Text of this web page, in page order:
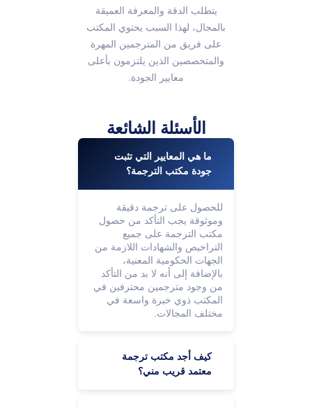
يتطلب الدقة والمعرفة العميقة
بالمجال، لهذا السبب يحتوي المكتب
على فريق من المترجمين المهرة
والمتخصصين الذين يلتزمون بأعلى
معايير الجودة.
الأسئلة الشائعة
ما هي المعايير التي تثبت
جودة مكتب الترجمة؟
للحصول على ترجمة دقيقة
وموثوقة يجب التأكد من حصول
مكتب الترجمة على جميع
التراخيص والشهادات اللازمة من
الجهات الحكومية المعنية،
بالإضافة إلى أنه لا بد من التأكد
من وجود مترجمين محترفين في
المكتب ذوي خبرة واسعة في
مختلف المجالات.
كيف أجد مكتب ترجمة
معتمد قريب مني؟